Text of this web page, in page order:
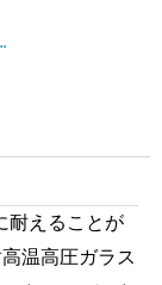
ラス
耐えることが
温高圧ガラス